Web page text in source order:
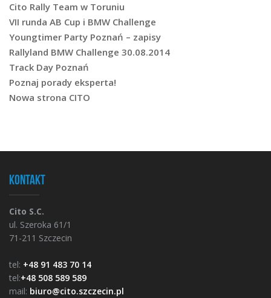
Cito Rally Team w Toruniu
VII runda AB Cup i BMW Challenge
Youngtimer Party Poznań – zapisy
Rallyland BMW Challenge 30.08.2014
Track Day Poznań
Poznaj porady eksperta!
Nowa strona CITO
Kontakt
Cito S.C.
ul. Szeroka 61/1
71-211 Szczecin
tel: +48 91 483 70 14
tel:+48 508 589 589
mail: biuro@cito.szczecin.pl